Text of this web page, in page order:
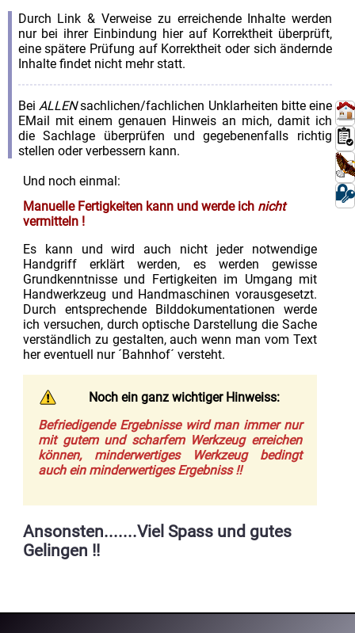
Durch Link & Verweise zu erreichende Inhalte werden
nur bei ihrer Einbindung hier auf Korrektheit überprüft,
eine spätere Prüfung auf Korrektheit oder sich ändernde
Inhalte findet nicht mehr statt.
Bei ALLENsachlichen/fachlichen Unklarheiten bitte eine
EMail mit einem genauen Hinweis an mich, damit ich
die Sachlage überprüfen und gegebenenfalls richtig
stellen oder verbessern kann.
Und noch einmal:
Manuelle Fertigkeiten kann und werde ich nicht
vermitteln !
Es kann und wird auch nicht jeder notwendige
Handgriff erklärt werden, es werden gewisse
Grundkenntnisse und Fertigkeiten im Umgang mit
Handwerkzeug und Handmaschinen vorausgesetzt.
Durch entsprechende Bilddokumentationen werde
ich versuchen, durch optische Darstellung die Sache
verständlich zu gestalten, auch wenn man vom Text
her eventuell nur ´Bahnhof´ versteht.
Noch ein ganz wichtiger Hinweiss:
Befriedigende Ergebnisse wird man immer nur
mit gutem und scharfem Werkzeug erreichen
können, minderwertiges Werkzeug bedingt
auch ein minderwertiges Ergebniss !!
Ansonsten.......Viel Spass und gutes
Gelingen !!